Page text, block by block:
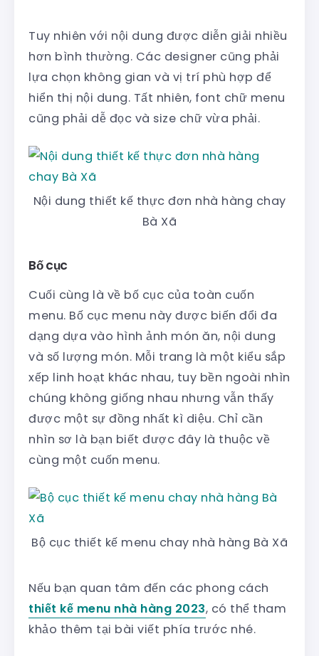
Tuy nhiên với nội dung được diễn giải nhiều
hơn bình thường. Các designer cũng phải
lựa chọn không gian và vị trí phù hợp để
hiển thị nội dung. Tất nhiên, font chữ menu
cũng phải dễ đọc và size chữ vừa phải.
Nội dung thiết kế thực đơn nhà hàng chay
Bà Xã
Bố cục
Cuối cùng là về bố cục của toàn cuốn
menu. Bố cục menu này được biến đổi đa
dạng dựa vào hình ảnh món ăn, nội dung
và số lượng món. Mỗi trang là một kiểu sắp
xếp linh hoạt khác nhau, tuy bền ngoài nhìn
chúng không giống nhau nhưng vẫn thấy
được một sự đồng nhất kì diệu. Chỉ cần
nhìn sơ là bạn biết được đây là thuộc về
cùng một cuốn menu.
Bộ cục thiết kế menu chay nhà hàng Bà Xã
Nếu bạn quan tâm đến các phong cách
thiết kế menu nhà hàng 2023, có thể tham
khảo thêm tại bài viết phía trước nhé.